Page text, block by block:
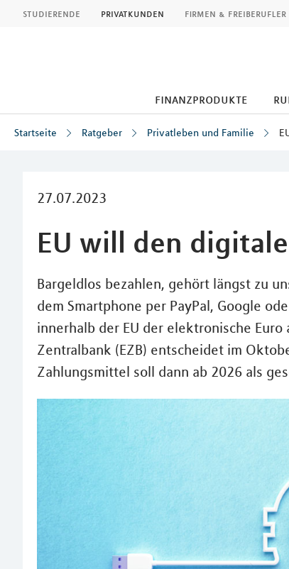
studierende privatkunden firmen & freiberufler
finanzprodukte
Startseite Ratgeber Privatleben und Familie
27.07.2023
EU will den
Bargeldlos bezahlen, gehört längst zu
dem Smartphone per PayPal, Google
innerhalb der EU der elektronische
Zentralbank (EZB) entscheidet im
Zahlungsmittel soll dann ab 2026 als